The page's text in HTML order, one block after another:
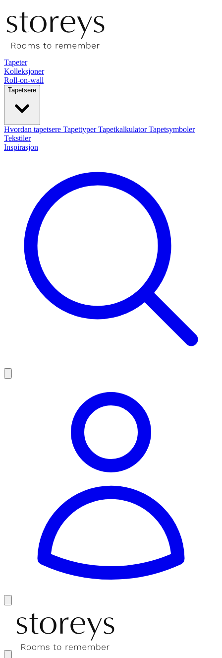
Tapeter
Kolleksjoner
Roll-on-wall
Tapetsere
Hvordan tapetsere TapettyperTapetkalkulatorTapetsymboler
Tekstiler
Inspirasjon